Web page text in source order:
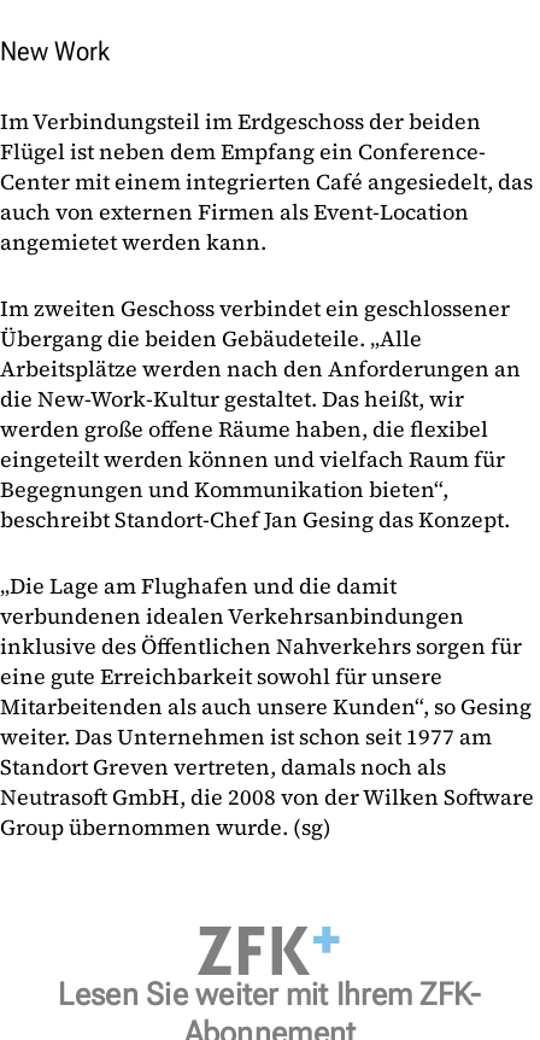
New Work
Im Verbindungsteil im Erdgeschoss der beiden
Flügel ist neben dem Empfang ein Conference-
Center mit einem integrierten Café angesiedelt, das
auch von externen Firmen als Event-Location
angemietet werden kann.
Im zweiten Geschoss verbindet ein geschlossener
Übergang die beiden Gebäudeteile. „Alle
Arbeitsplätze werden nach den Anforderungen an
die New-Work-Kultur gestaltet. Das heißt, wir
werden große offene Räume haben, die flexibel
eingeteilt werden können und vielfach Raum für
Begegnungen und Kommunikation bieten“,
beschreibt Standort-Chef Jan Gesing das Konzept.
„Die Lage am Flughafen und die damit
verbundenen idealen Verkehrsanbindungen
inklusive des Öffentlichen Nahverkehrs sorgen für
eine gute Erreichbarkeit sowohl für unsere
Mitarbeitenden als auch unsere Kunden“, so Gesing
weiter. Das Unternehmen ist schon seit 1977 am
Standort Greven vertreten, damals noch als
Neutrasoft GmbH, die 2008 von der Wilken Software
Group übernommen wurde. (sg)
Lesen Sie weiter mit Ihrem ZFK-